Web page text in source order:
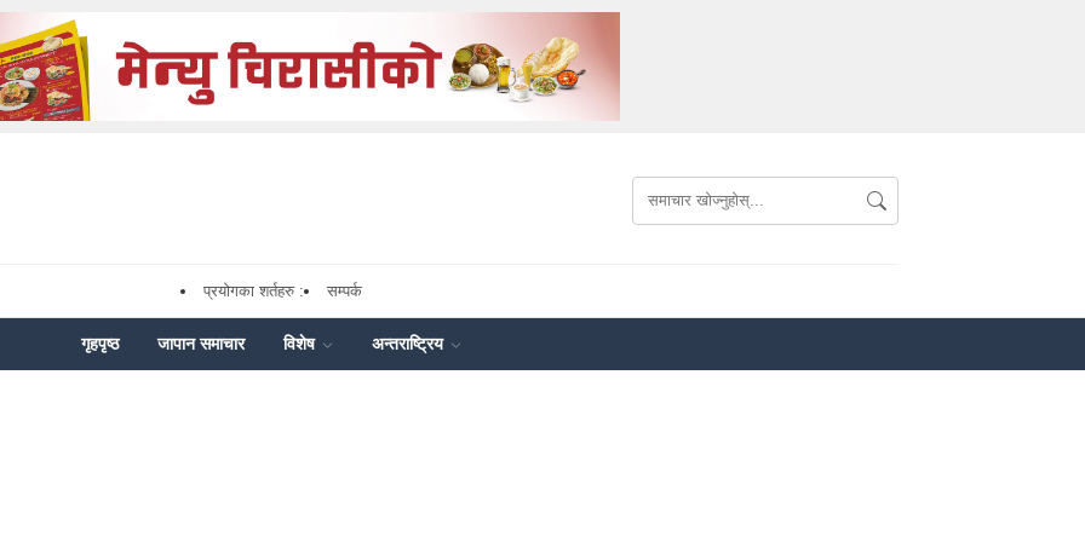
प्रयोगका शर्तहरु : सम्पर्क
गृहपृष्ठ जापान समाचार विशेष अन्तराष्ट्रिय